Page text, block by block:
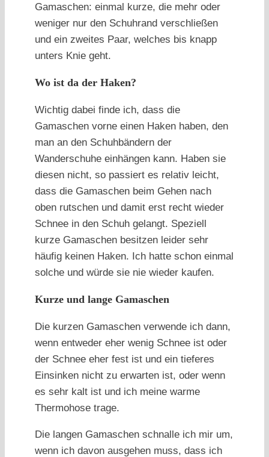
Gamaschen: einmal kurze, die mehr oder
weniger nur den Schuhrand verschließen
und ein zweites Paar, welches bis knapp
unters Knie geht.
Wo ist da der Haken?
Wichtig dabei finde ich, dass die
Gamaschen vorne einen Haken haben, den
man an den Schuhbändern der
Wanderschuhe einhängen kann. Haben sie
diesen nicht, so passiert es relativ leicht,
dass die Gamaschen beim Gehen nach
oben rutschen und damit erst recht wieder
Schnee in den Schuh gelangt. Speziell
kurze Gamaschen besitzen leider sehr
häufig keinen Haken. Ich hatte schon einmal
solche und würde sie nie wieder kaufen.
Kurze und lange Gamaschen
Die kurzen Gamaschen verwende ich dann,
wenn entweder eher wenig Schnee ist oder
der Schnee eher fest ist und ein tieferes
Einsinken nicht zu erwarten ist, oder wenn
es sehr kalt ist und ich meine warme
Thermohose trage.
Die langen Gamaschen schnalle ich mir um,
wenn ich davon ausgehen muss, dass ich